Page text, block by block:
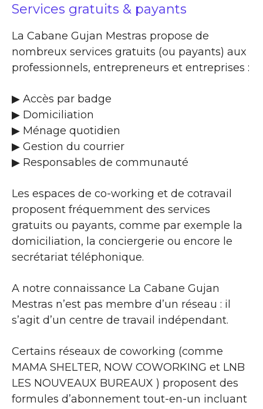
Services gratuits & payants
La Cabane Gujan Mestras propose de
nombreux services gratuits (ou payants) aux
professionnels, entrepreneurs et entreprises :
▶​ Accès par badge
▶​ Domiciliation
▶​ Ménage quotidien
▶​ Gestion du courrier
▶​ Responsables de communauté
Les espaces de co-working et de cotravail
proposent fréquemment des services
gratuits ou payants, comme par exemple la
domiciliation, la conciergerie ou encore le
secrétariat téléphonique.
A notre connaissance La Cabane Gujan
Mestras n’est pas membre d’un réseau : il
s’agit d’un centre de travail indépendant.
Certains réseaux de coworking (comme
MAMA SHELTER, NOW COWORKING et LNB
LES NOUVEAUX BUREAUX ) proposent des
formules d’abonnement tout-en-un incluant